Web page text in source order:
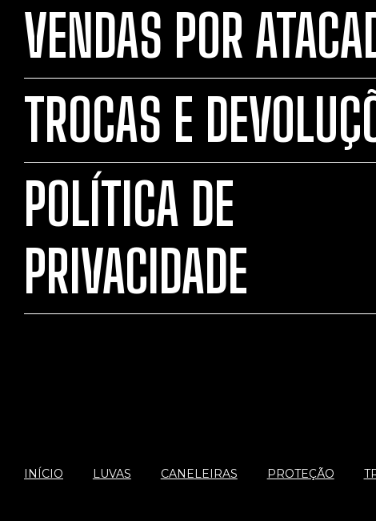
VENDAS POR
TROCAS E
POLÍTICA DE
PRIVACIDADE
INÍCIO LUVAS CANELEIRAS PROTEÇÃO